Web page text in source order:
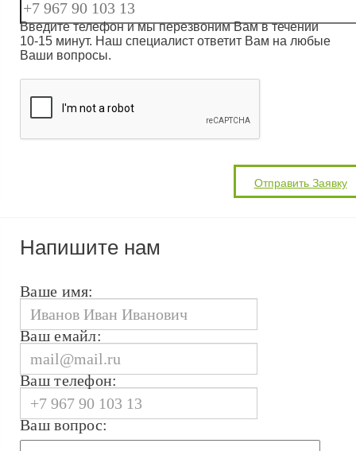
Введите телефон и мы перезвоним Вам в течении
10-15 минут. Наш специалист ответит Вам на любые
Ваши вопросы.
Напишите нам
Ваше имя:
Ваш емайл:
Ваш телефон:
Ваш вопрос: